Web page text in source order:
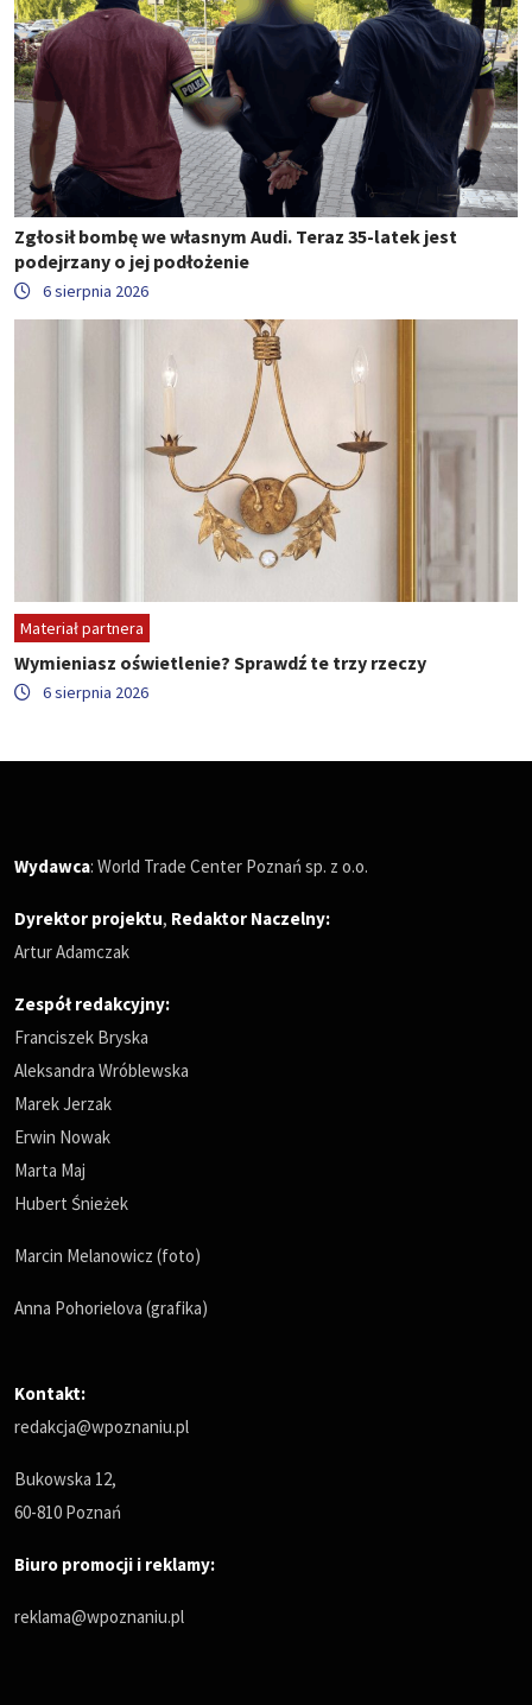
Zgłosił bombę we własnym Audi. Teraz 35-latek jest
podejrzany o jej podłożenie
6 sierpnia 2026
Materiał partnera
Wymieniasz oświetlenie? Sprawdź te trzy rzeczy
6 sierpnia 2026
Wydawca: World Trade Center Poznań sp. z o.o.
Dyrektor projektu, Redaktor Naczelny:
Artur Adamczak
Zespół redakcyjny:
Franciszek Bryska
Aleksandra Wróblewska
Marek Jerzak
Erwin Nowak
Marta Maj
Hubert Śnieżek
Marcin Melanowicz (foto)
Anna Pohorielova (grafika)
Kontakt:
redakcja@wpoznaniu.pl
Bukowska 12,
60-810 Poznań
Biuro promocji i reklamy:
reklama@wpoznaniu.pl